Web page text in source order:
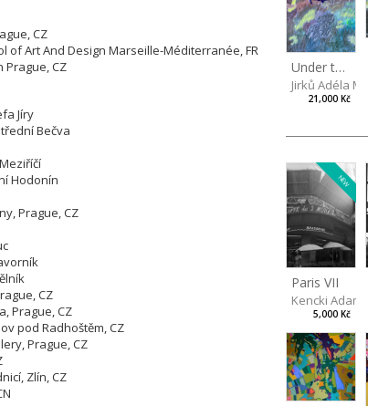
Fine Arts in Prague, CZ
And Design Marseille-Méditerranée, FR
Prague, CZ
Jíry
Bečva
Hodonín
Prague, CZ
CZ
Prague, CZ
pod Radhoštěm, CZ
Prague, CZ
Zlín, CZ
Under the ash tree
Jirků Adéla
21,000 Kč
NEW
Paris VII
Kencki Adam
5,000 Kč